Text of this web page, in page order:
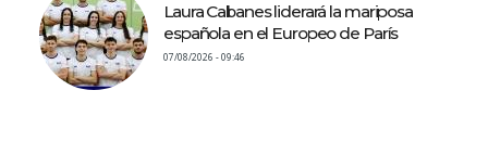
Laura Cabanes liderará la mariposa
española en el Europeo de París
07/08/2026 - 09:46